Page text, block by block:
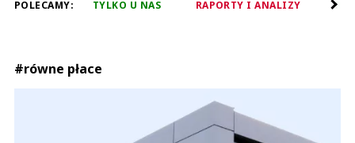
POLECAMY: TYLKO U NAS RAPORTY I ANALIZY
#równe płace